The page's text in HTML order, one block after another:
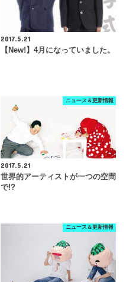
2017.5.21
【New!】4月になっていました。
ニュース＆更新情報
2017.5.21
世界的アーティストが一つの空間
で!?
ニュース＆更新情報